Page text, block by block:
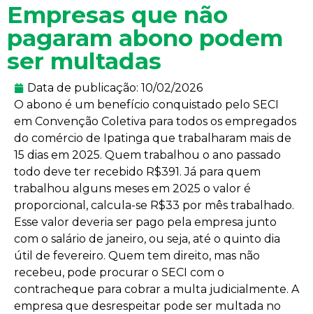
Empresas que não
pagaram abono podem
ser multadas
Data de publicação: 10/02/2026
O abono é um benefício conquistado pelo SECI
em Convenção Coletiva para todos os empregados
do comércio de Ipatinga que trabalharam mais de
15 dias em 2025. Quem trabalhou o ano passado
todo deve ter recebido R$391. Já para quem
trabalhou alguns meses em 2025 o valor é
proporcional, calcula-se R$33 por mês trabalhado.
Esse valor deveria ser pago pela empresa junto
com o salário de janeiro, ou seja, até o quinto dia
útil de fevereiro. Quem tem direito, mas não
recebeu, pode procurar o SECI com o
contracheque para cobrar a multa judicialmente. A
empresa que desrespeitar pode ser multada no